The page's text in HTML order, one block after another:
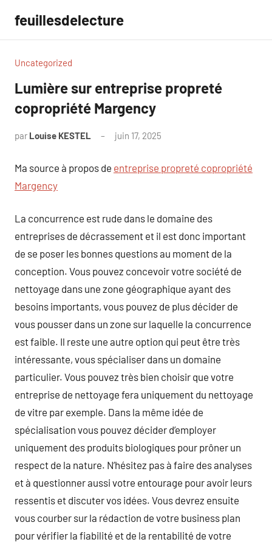
contenu
feuillesdelecture
Uncategorized
Lumière sur entreprise propreté
copropriété Margency
par Louise KESTEL juin 17, 2025
Ma source à propos de entreprise propreté copropriété
Margency
La concurrence est rude dans le domaine des
entreprises de décrassement et il est donc important
de se poser les bonnes questions au moment de la
conception. Vous pouvez concevoir votre société de
nettoyage dans une zone géographique ayant des
besoins importants, vous pouvez de plus décider de
vous pousser dans un zone sur laquelle la concurrence
est faible. Il reste une autre option qui peut être très
intéressante, vous spécialiser dans un domaine
particulier. Vous pouvez très bien choisir que votre
entreprise de nettoyage fera uniquement du nettoyage
de vitre par exemple. Dans la même idée de
spécialisation vous pouvez décider d’employer
uniquement des produits biologiques pour prôner un
respect de la nature. N’hésitez pas à faire des analyses
et à questionner aussi votre entourage pour avoir leurs
ressentis et discuter vos idées. Vous devrez ensuite
vous courber sur la rédaction de votre business plan
pour vérifier la fiabilité et de la rentabilité de votre